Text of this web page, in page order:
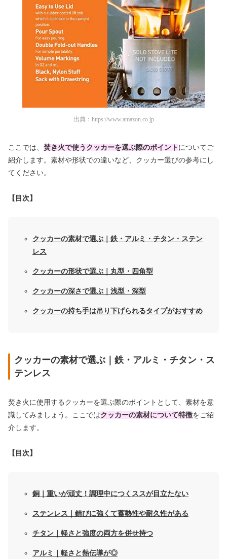
出典： https://www.amazon.co.jp
ここでは、 焚き火で使うクッカーを選ぶ際のポイント についてご
紹介します。素材や形状での違いなど、クッカー選びの参考にし
てください。
【目次】
クッカーの素材で選ぶ｜鉄・アルミ・チタン・ステン
レス
クッカーの形状で選ぶ｜丸型・四角型
クッカーの深さで選ぶ｜浅型・深型
クッカーの持ち手は吊り下げられるタイプがおすすめ
クッカーの素材で選ぶ｜鉄・アルミ・チタン・ス
テンレス
焚き火に使用するクッカーを選ぶ際のポイントとして、素材を意
識してみましょう。ここではクッカーの素材について特徴をご紹
介します。
【目次】
銅｜重いが頑丈！調理中につくススが目立たない
ステンレス｜錆びに強くて蓄熱性や耐久性がある
チタン｜軽さと強度の両方を併せ持つ
アルミ｜軽さと熱伝導が◎